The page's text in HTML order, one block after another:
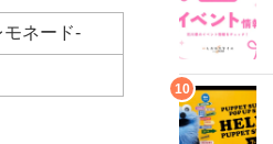
ネード-